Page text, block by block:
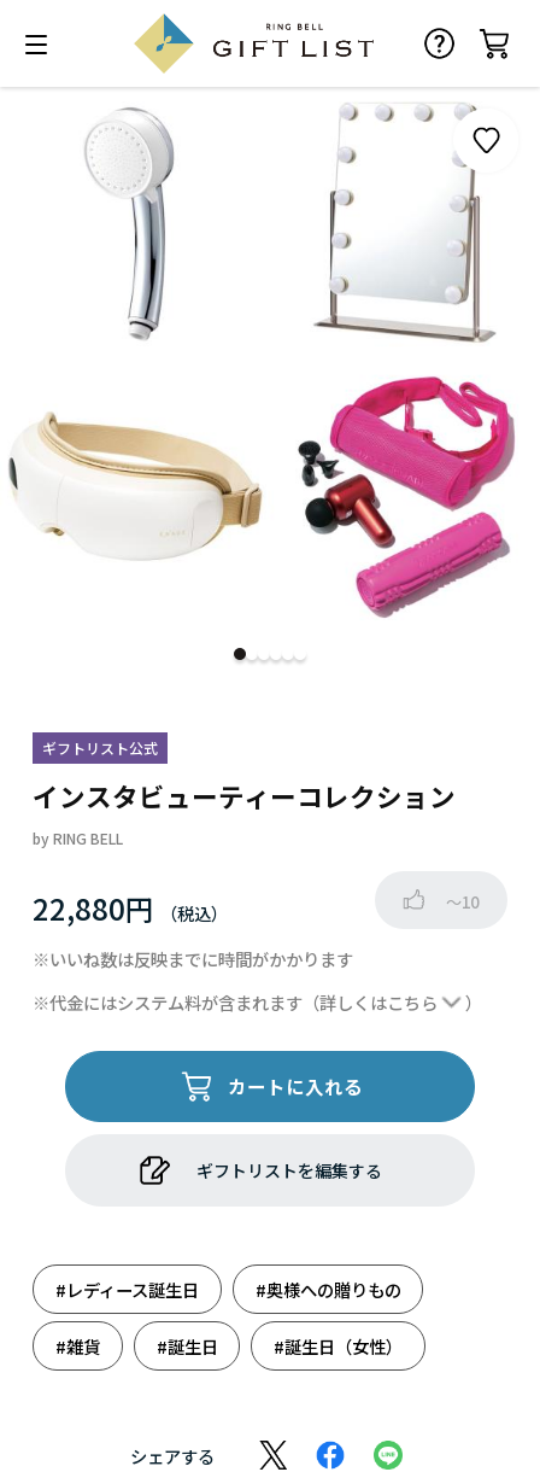
お気に入り
ギフトリスト公式
インスタビューティーコレクション
byRING BELL
22,880円 ～10
※いいね数は反映までに時間がかかります
※代金にはシステム料が含まれます（詳しくはこちら ）
カートに入れる
ギフトリストを編集する
#レディース誕生日 #奥様への贈りもの
#雑貨 #誕生日 #誕生日（女性）
シェアする